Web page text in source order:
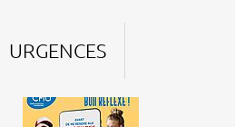
URGENCES